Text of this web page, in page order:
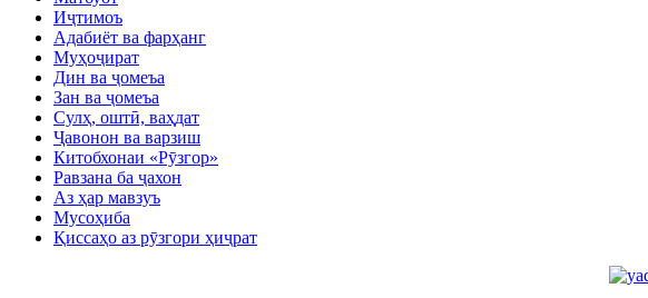
Иҷтимоъ
Адабиёт ва фарҳанг
Муҳоҷират
Дин ва ҷомеъа
Зан ва ҷомеъа
Сулҳ, оштӣ, ваҳдат
Ҷавонон ва варзиш
Китобхонаи «Рӯзгор»
Равзана ба ҷахон
Аз ҳар мавзуъ
Мусоҳиба
Қиссаҳо аз рӯзгори ҳиҷрат